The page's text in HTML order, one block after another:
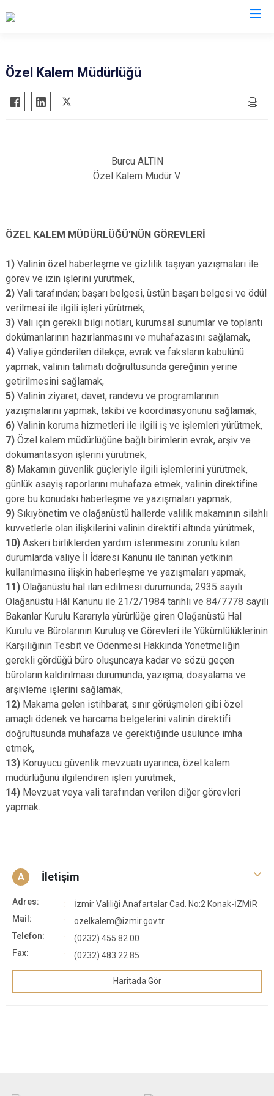
Özel Kalem Müdürlüğü
Burcu ALTIN
Özel Kalem Müdür V.
ÖZEL KALEM MÜDÜRLÜĞÜ'NÜN GÖREVLERİ
1) Valinin özel haberleşme ve gizlilik taşıyan yazışmaları ile
görev ve izin işlerini yürütmek,
2) Vali tarafından; başarı belgesi, üstün başarı belgesi ve ödül
verilmesi ile ilgili işleri yürütmek,
3) Vali için gerekli bilgi notları, kurumsal sunumlar ve toplantı
dokümanlarının hazırlanmasını ve muhafazasını sağlamak,
4) Valiye gönderilen dilekçe, evrak ve faksların kabulünü
yapmak, valinin talimatı doğrultusunda gereğinin yerine
getirilmesini sağlamak,
5) Valinin ziyaret, davet, randevu ve programlarının
yazışmalarını yapmak, takibi ve koordinasyonunu sağlamak,
6) Valinin koruma hizmetleri ile ilgili iş ve işlemleri yürütmek,
7) Özel kalem müdürlüğüne bağlı birimlerin evrak, arşiv ve
dokümantasyon işlerini yürütmek,
8) Makamın güvenlik güçleriyle ilgili işlemlerini yürütmek,
günlük asayiş raporlarını muhafaza etmek, valinin direktifine
göre bu konudaki haberleşme ve yazışmaları yapmak,
9) Sıkıyönetim ve olağanüstü hallerde valilik makamının silahlı
kuvvetlerle olan ilişkilerini valinin direktifi altında yürütmek,
10) Askeri birliklerden yardım istenmesini zorunlu kılan
durumlarda valiye İl İdaresi Kanunu ile tanınan yetkinin
kullanılmasına ilişkin haberleşme ve yazışmaları yapmak,
11) Olağanüstü hal ilan edilmesi durumunda; 2935 sayılı
Olağanüstü Hâl Kanunu ile 21/2/1984 tarihli ve 84/7778 sayılı
Bakanlar Kurulu Kararıyla yürürlüğe giren Olağanüstü Hal
Kurulu ve Bürolarının Kuruluş ve Görevleri ile Yükümlülüklerinin
Karşılığının Tesbit ve Ödenmesi Hakkında Yönetmeliğin
gerekli gördüğü büro oluşuncaya kadar ve sözü geçen
büroların kaldırılması durumunda, yazışma, dosyalama ve
arşivleme işlerini sağlamak,
12) Makama gelen istihbarat, sınır görüşmeleri gibi özel
amaçlı ödenek ve harcama belgelerini valinin direktifi
doğrultusunda muhafaza ve gerektiğinde usulünce imha
etmek,
13) Koruyucu güvenlik mevzuatı uyarınca, özel kalem
müdürlüğünü ilgilendiren işleri yürütmek,
14) Mevzuat veya vali tarafından verilen diğer görevleri
yapmak.
A İletişim
Adres:
İzmir Valiliği Anafartalar Cad. No:2 Konak-İZMİR
Mail:
ozelkalem@izmir.gov.tr
Telefon:
(0232) 455 82 00
Fax:
(0232) 483 22 85
Haritada Gör